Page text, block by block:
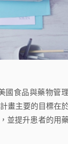
國食品與藥物管
畫主要的目標在
並提升患者的用